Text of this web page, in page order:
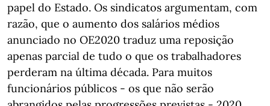
papel do Estado. Os sindicatos argumentam, com
razão, que o aumento dos salários médios
anunciado no OE2020 traduz uma reposição
apenas parcial de tudo o que os trabalhadores
perderam na última década. Para muitos
funcionários públicos - os que não serão